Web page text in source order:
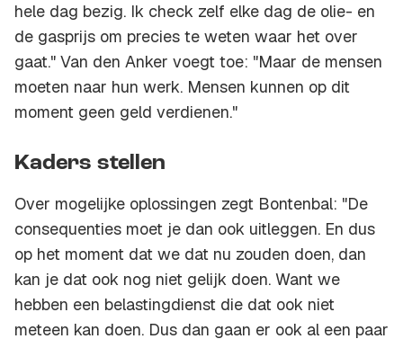
hele dag bezig. Ik check zelf elke dag de olie- en
de gasprijs om precies te weten waar het over
gaat." Van den Anker voegt toe: "Maar de mensen
moeten naar hun werk. Mensen kunnen op dit
moment geen geld verdienen."
Kaders stellen
Over mogelijke oplossingen zegt Bontenbal: "De
consequenties moet je dan ook uitleggen. En dus
op het moment dat we dat nu zouden doen, dan
kan je dat ook nog niet gelijk doen. Want we
hebben een belastingdienst die dat ook niet
meteen kan doen. Dus dan gaan er ook al een paar